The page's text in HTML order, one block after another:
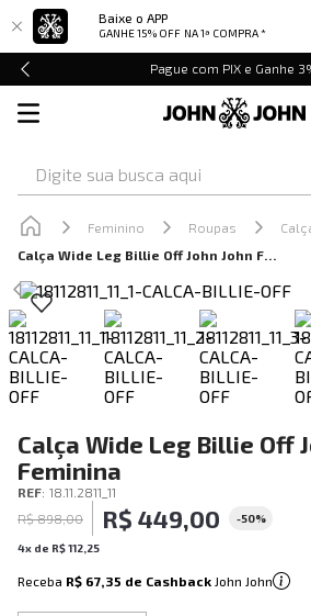
Baixe o APP
GANHE 15% OFF NA 1ª COMPRA *
Pague com PIX e Ganhe
Feminino Roupas
Calça Wide Leg Billie Off John John Feminina
Calça Wide Leg Billie Off
Feminina
REF: 18.11.2811_11
R$ 898,00 R$ 449,00 -50%
4x de R$112 25
Receba R$ 67,35 de Cashback John John